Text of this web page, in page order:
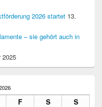
2026 startet 13.
– sie gehört auch in
2025
F S S